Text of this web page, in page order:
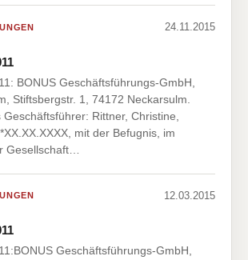
24.11.2015
BONUS Geschäftsführungs-GmbH,
Stiftsbergstr. 1, 74172 Neckarsulm.
Geschäftsführer: Rittner, Christine,
mit der Befugnis, im
Gesellschaft…
12.03.2015
Geschäftsführungs-GmbH,